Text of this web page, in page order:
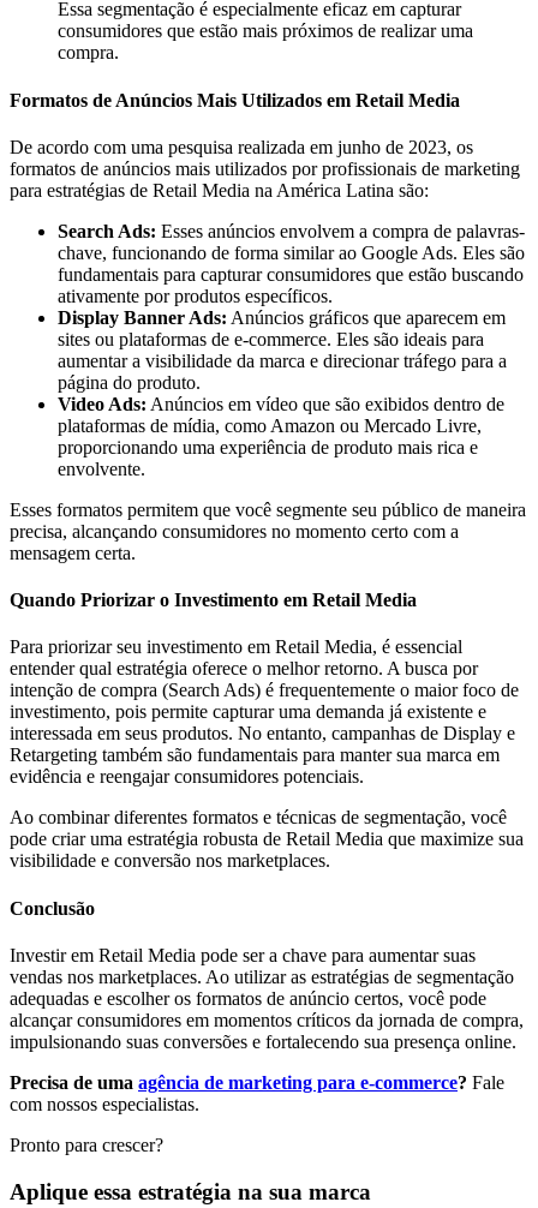
Essa segmentação é especialmente eficaz em capturar
consumidores que estão mais próximos de realizar uma
compra.
Formatos de Anúncios Mais Utilizados em Retail Media
De acordo com uma pesquisa realizada em junho de 2023, os
formatos de anúncios mais utilizados por profissionais de marketing
para estratégias de Retail Media na América Latina são:
Search Ads: Esses anúncios envolvem a compra de palavras-
chave, funcionando de forma similar ao Google Ads. Eles são
fundamentais para capturar consumidores que estão buscando
ativamente por produtos específicos.
Display Banner Ads: Anúncios gráficos que aparecem em
sites ou plataformas de e-commerce. Eles são ideais para
aumentar a visibilidade da marca e direcionar tráfego para a
página do produto.
Video Ads: Anúncios em vídeo que são exibidos dentro de
plataformas de mídia, como Amazon ou Mercado Livre,
proporcionando uma experiência de produto mais rica e
envolvente.
Esses formatos permitem que você segmente seu público de maneira
precisa, alcançando consumidores no momento certo com a
mensagem certa.
Quando Priorizar o Investimento em Retail Media
Para priorizar seu investimento em Retail Media, é essencial
entender qual estratégia oferece o melhor retorno. A busca por
intenção de compra (Search Ads) é frequentemente o maior foco de
investimento, pois permite capturar uma demanda já existente e
interessada em seus produtos. No entanto, campanhas de Display e
Retargeting também são fundamentais para manter sua marca em
evidência e reengajar consumidores potenciais.
Ao combinar diferentes formatos e técnicas de segmentação, você
pode criar uma estratégia robusta de Retail Media que maximize sua
visibilidade e conversão nos marketplaces.
Conclusão
Investir em Retail Media pode ser a chave para aumentar suas
vendas nos marketplaces. Ao utilizar as estratégias de segmentação
adequadas e escolher os formatos de anúncio certos, você pode
alcançar consumidores em momentos críticos da jornada de compra,
impulsionando suas conversões e fortalecendo sua presença online.
Precisa de uma agência de marketing para e-commerce? Fale
com nossos especialistas.
Pronto para crescer?
Aplique essa estratégia na sua marca